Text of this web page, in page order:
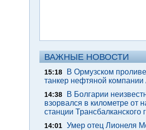
ВАЖНЫЕ НОВОСТИ
15:18
В Ормузском
танкер нефтяной
14:38
В Болгарии
взорвался в километре от
станции Трансбалканского
14:01 Умер отец Лионеля